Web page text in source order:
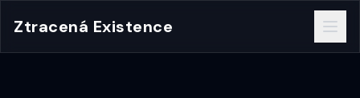
Ztracená Existence